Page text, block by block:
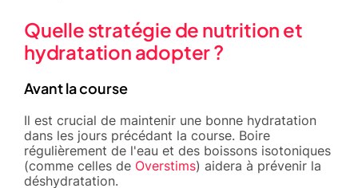
Quelle stratégie de nutrition et
hydratation adopter ?
Avant la course
Il est crucial de maintenir une bonne hydratation
dans les jours précédant la course. Boire
régulièrement de l'eau et des boissons isotoniques
(comme celles de Overstims) aidera à prévenir la
déshydratation.